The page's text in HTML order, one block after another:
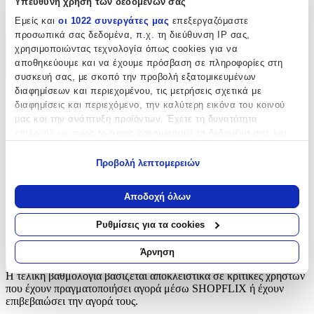
Εμείς και οι 1022 συνεργάτες μας επεξεργαζόμαστε
προσωπικά σας δεδομένα, π.χ. τη διεύθυνση IP σας,
χρησιμοποιώντας τεχνολογία όπως cookies για να
αποθηκεύουμε και να έχουμε πρόσβαση σε πληροφορίες στη
συσκευή σας, με σκοπό την προβολή εξατομικευμένων
διαφημίσεων και περιεχομένου, τις μετρήσεις σχετικά με
διαφημίσεις και περιεχόμενο, την καλύτερη εικόνα του κοινού
μας και την ανάπτυξη προϊόντων. Έχετε τη δυνατότητα
Να συλλέξουμε πληροφορίες σχετικά με τη γεωγραφική
σας τοποθεσία, οι οποίες μπορεί να είναι ακριβείς σε
απόσταση μερικών μέτρων
Να αναγνωρίσουμε τη συσκευή σας σαρώνοντας ενεργά
για συγκεκριμένα χαρακτηριστικά (δακτυλικό αποτύπωμα)
Μάθετε περισσότερα σχετικά με τον τρόπο επεξεργασίας των
προσωπικών σας δεδομένων και καθορίστε τις προτιμήσεις σας
στηνενότητα “Λεπτομέρειες”. Μπορείτε να αλλάξετε ή να
ανακαλέσετε τη συγκατάθεσή σας ανά πάσα στιγμή από τη
Προβολή λεπτομερειών
Αποδοχή όλων
Ρυθμίσεις για τα cookies
Άρνηση
Χαρακτηριστικά
+
Χαρακτηριστικά
Αξιολογήσεις
Προς το παρόν δεν υπάρχουν άλλες αξιολογήσεις. Όταν
προστεθούν, θα εμφανιστούν εδώ.
Πώς υπολογίζεται η βαθμολογία
Η τελική βαθμολογία βασίζεται αποκλειστικά σε κριτικές χρηστών
που έχουν πραγματοποιήσει αγορά μέσω SHOPFLIX ή έχουν
επιβεβαιώσει την αγορά τους.